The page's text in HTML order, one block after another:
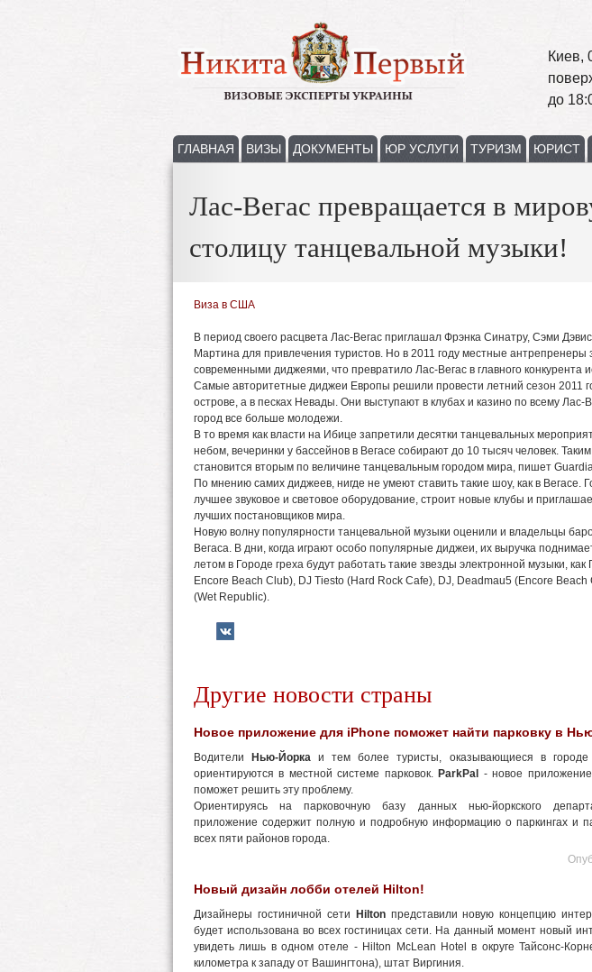
Киев,
до
ГЛАВНАЯ ВИЗЫ ДОКУМЕНТЫ ЮР УСЛУГИ ТУРИЗМ ЮРИСТ
Лас-Вегас превращается в
столицу танцевальной музыки!
Виза в США
В период своего расцвета Лас-Вегас приглашал Фрэнка Синатру, Сэми
Мартина для привлечения туристов. Но в 2011 году местные антрепренеры
современными диджеями, что превратило Лас-Вегас в главного конкурента
Самые авторитетные диджеи Европы решили провести летний сезон 2011
острове, а в песках Невады. Они выступают в клубах и казино по всему Лас-
город все больше молодежи.
В то время как власти на Ибице запретили десятки танцевальных
небом, вечеринки у бассейнов в Вегасе собирают до 10 тысяч человек.
становится вторым по величине танцевальным городом мира, пишет
По мнению самих диджеев, нигде не умеют ставить такие шоу, как в Вегасе.
лучшее звуковое и световое оборудование, строит новые клубы и
лучших постановщиков мира.
Новую волну популярности танцевальной музыки оценили и владельцы
Вегаса. В дни, когда играют особо популярные диджеи, их выручка
летом в Городе греха будут работать такие звезды электронной музыки, как
Encore Beach Club), DJ Tiesto (Hard Rock Cafe), DJ, Deadmau5 (Encore Beach
(Wet Republic).
Другие новости страны
Новое приложение для iPhone поможет найти парковку в
Водители Нью-Йорка и тем более туристы, оказывающиеся в
ориентируются в местной системе парковок. ParkPal - новое
поможет решить эту проблему.
Ориентируясь на парковочную базу данных нью-йоркского
приложение содержит полную и подробную информацию о паркингах и
всех пяти районов города.
Новый дизайн лобби отелей Hilton!
Дизайнеры гостиничной сети Hiltonпредставили новую концепцию
будет использована во всех гостиницах сети. На данный момент новый
увидеть лишь в одном отеле - Hilton McLean Hotel в округе Тайсонс-
километра к западу от Вашингтона), штат Виргиния.